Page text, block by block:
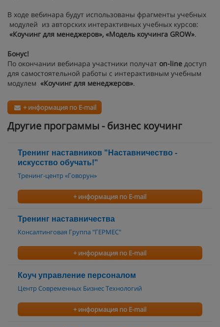
В ходе вебинара будут использованы фрагменты учебных
модулей из авторских интерактивных учебных курсов:
«Коучинг для менеджеров», «Модель коучинга GROW».
Бонус!
По окончании вебинара участники получат on-line доступ
для самостоятельной работы с интерактивным учебным
модулем «Коучинг для менеджеров».
+ информация по E-mail
Другие программы - бизнес коучинг
Тренинг наставников "Наставничество -
искусство обучать!"
Тренинг-центр «Говорун»
+ информация по E-mail
Тренинг наставничества
Консалтинговая Группа "ГЕРМЕС"
+ информация по E-mail
Коуч управление персоналом
Центр Современных Бизнес Технологий
+ информация по E-mail